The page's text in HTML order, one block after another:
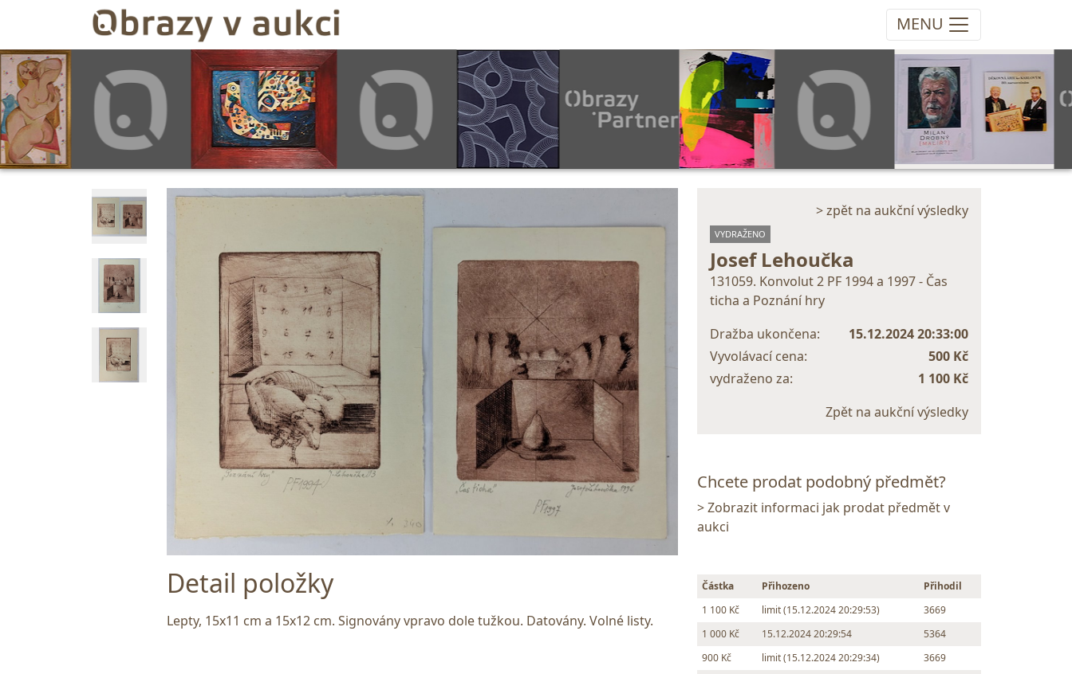
MENU
Detail položky
Lepty, 15x11 cm a 15x12 cm. Signovány vpravo dole tužkou. Datovány. Volné listy.
> zpět na aukční výsledky
VYDRAŽENO
Josef Lehoučka
131059. Konvolut 2 PF 1994 a 1997 - Čas
ticha a Poznání hry
Dražba ukončena:
15.12.2024 20:33:00
Vyvolávací cena:
500 Kč
vydraženo za:
1 100 Kč
Zpět na aukční výsledky
Chcete prodat podobný předmět?
> Zobrazit informaci jak prodat předmět v
aukci
Částka Přihozeno
Přihodil
1 100 Kč
limit (15.12.2024 20:29:53)
3669
1 000 Kč
15.12.2024 20:29:54
5364
900 Kč
limit (15.12.2024 20:29:34)
3669